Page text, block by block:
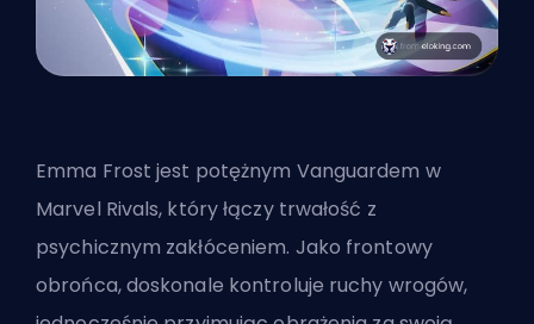
Emma Frost jest potężnym Vanguardem w
Marvel Rivals, który łączy trwałość z
psychicznym zakłóceniem. Jako frontowy
obrońca, doskonale kontroluje ruchy wrogów,